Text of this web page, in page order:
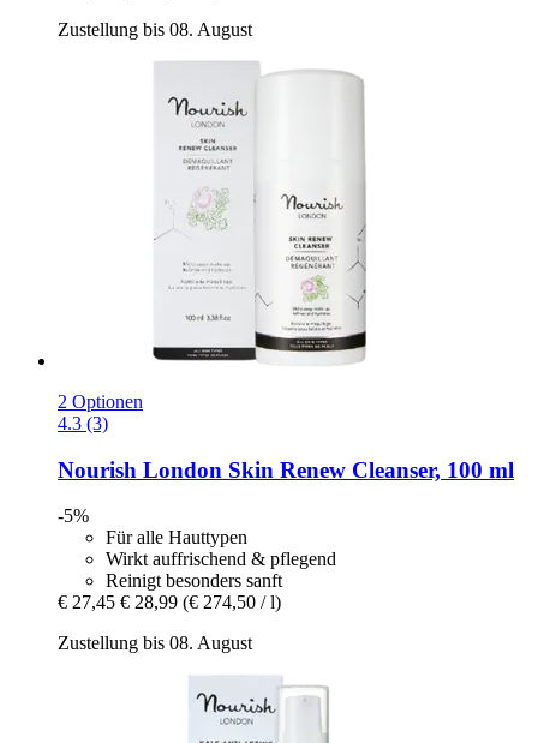
Zustellung bis 08. August
2 Optionen
4.3 (3)
Nourish London Skin Renew Cleanser, 100 ml
-5%
Für alle Hauttypen
Wirkt auffrischend & pflegend
Reinigt besonders sanft
€ 27,45 € 28,99 (€ 274,50 / l)
Zustellung bis 08. August